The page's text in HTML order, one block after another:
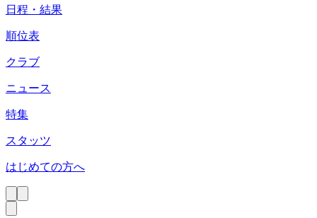
日程・結果
順位表
クラブ
ニュース
特集
スタッツ
はじめての方へ